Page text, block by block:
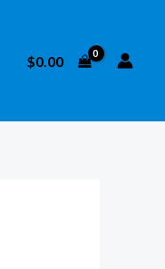
$0.00